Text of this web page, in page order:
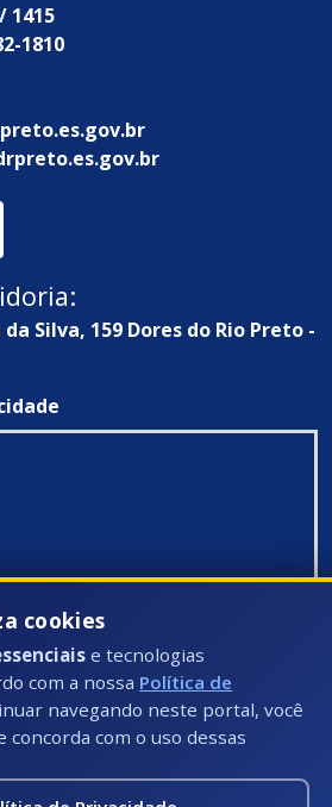
1415
1810
Silva, 159 Dores do Rio Preto -
cookies
e tecnologias
com a nossa Política de
navegando neste portal, você
concorda com o uso dessas